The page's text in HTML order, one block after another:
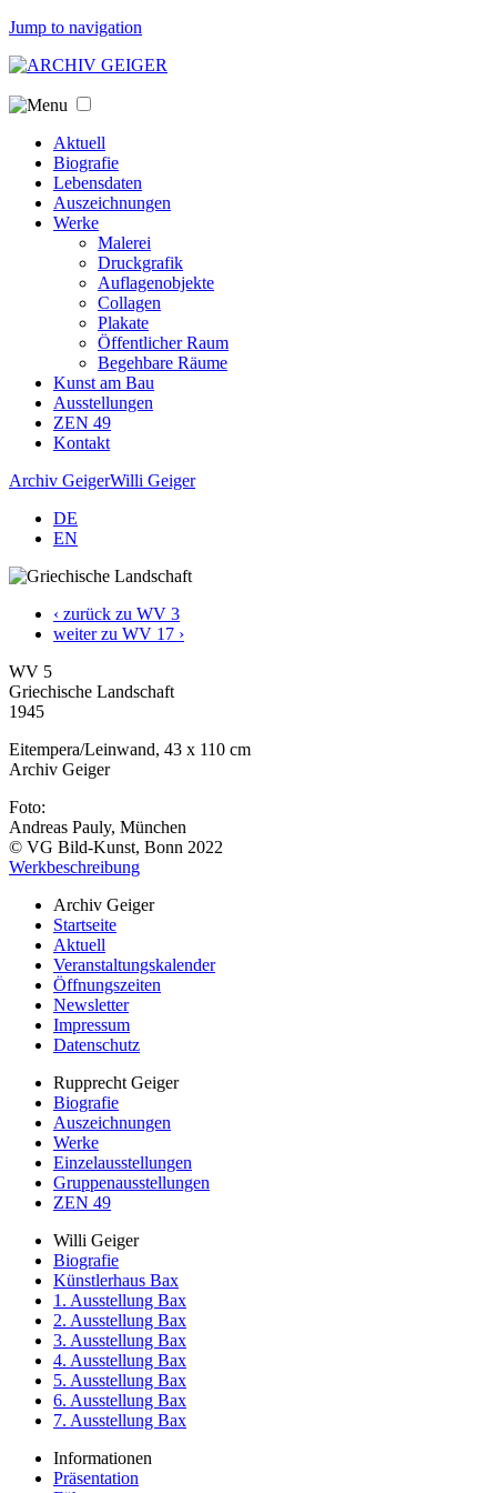
Jump to navigation
Aktuell
Biografie
Lebensdaten
Auszeichnungen
Werke
Malerei
Druckgrafik
Auflagenobjekte
Collagen
Plakate
Öffentlicher Raum
Begehbare Räume
Kunst am Bau
Ausstellungen
ZEN 49
Kontakt
Archiv GeigerWilli Geiger
DE
EN
‹ zurück zu WV 3
weiter zu WV 17 ›
WV 5
Griechische Landschaft
1945
Eitempera/Leinwand, 43 x 110 cm
Archiv Geiger
Foto:
Andreas Pauly, München
© VG Bild-Kunst, Bonn 2022
Werkbeschreibung
Archiv Geiger
Startseite
Aktuell
Veranstaltungskalender
Öffnungszeiten
Newsletter
Impressum
Datenschutz
Rupprecht Geiger
Biografie
Auszeichnungen
Werke
Einzelausstellungen
Gruppenausstellungen
ZEN 49
Willi Geiger
Biografie
Künstlerhaus Bax
1. Ausstellung Bax
2. Ausstellung Bax
3. Ausstellung Bax
4. Ausstellung Bax
5. Ausstellung Bax
6. Ausstellung Bax
7. Ausstellung Bax
Informationen
Präsentation